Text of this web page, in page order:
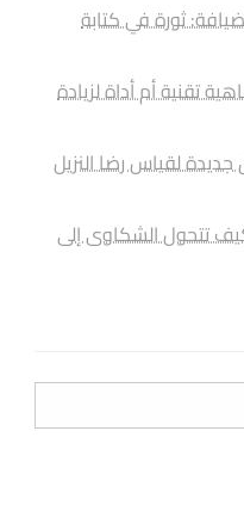
ثورة في كتابة
تقنية أم أداة لزيادة
لقياس رضا النزيل
تتحول الشكاوى إلى